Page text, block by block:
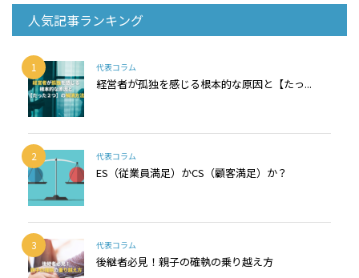
人気記事ランキング
1 代表コラム
経営者が孤独を感じる根本的な原因と【たっ...
2 代表コラム
ES（従業員満足）かCS（顧客満足）か？
3 代表コラム
後継者必見！親子の確執の乗り越え方